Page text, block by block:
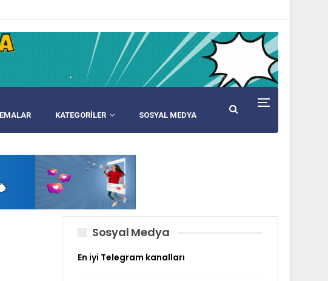
KATEGORİLER SOSYAL MEDYA
Sosyal Medya
En iyi Telegram kanalları